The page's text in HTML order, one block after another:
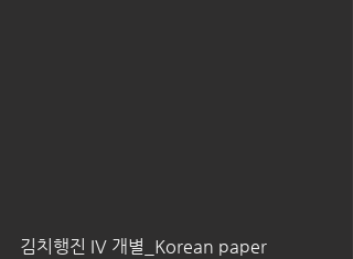
김치행진 IV 개별_Korean paper